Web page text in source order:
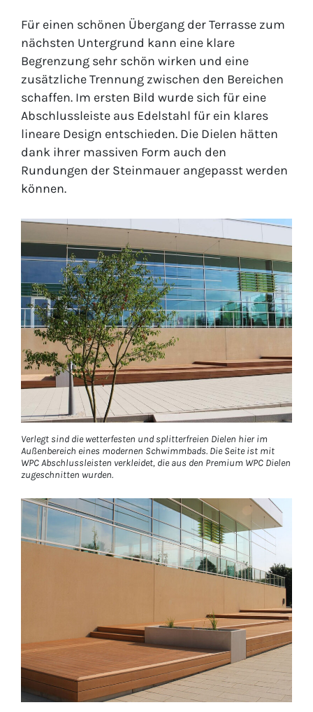
Für einen schönen Übergang der Terrasse zum
nächsten Untergrund kann eine klare
Begrenzung sehr schön wirken und eine
zusätzliche Trennung zwischen den Bereichen
schaffen. Im ersten Bild wurde sich für eine
Abschlussleiste aus Edelstahl für ein klares
lineare Design entschieden. Die Dielen hätten
dank ihrer massiven Form auch den
Rundungen der Steinmauer angepasst werden
können.
Verlegt sind die wetterfesten und splitterfreien Dielen hier im
Außenbereich eines modernen Schwimmbads. Die Seite ist mit
WPC Abschlussleisten verkleidet, die aus den Premium WPC Dielen
zugeschnitten wurden.